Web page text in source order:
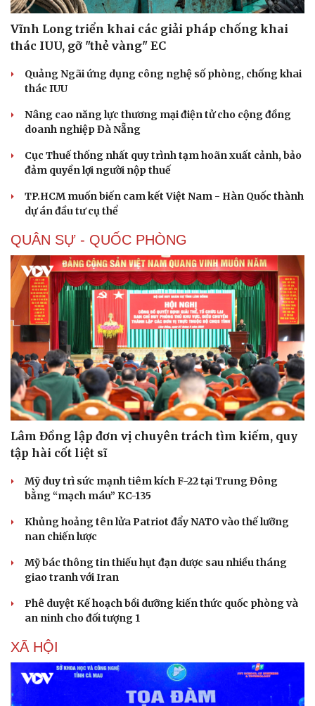
Vĩnh Long triển khai các giải pháp chống khai
thác IUU, gỡ "thẻ vàng" EC
Quảng Ngãi ứng dụng công nghệ số phòng, chống khai
thác IUU
Nâng cao năng lực thương mại điện tử cho cộng đồng
doanh nghiệp Đà Nẵng
Cục Thuế thống nhất quy trình tạm hoãn xuất cảnh, bảo
đảm quyền lợi người nộp thuế
TP.HCM muốn biến cam kết Việt Nam - Hàn Quốc thành
dự án đầu tư cụ thể
QUÂN SỰ - QUỐC PHÒNG
Lâm Đồng lập đơn vị chuyên trách tìm kiếm, quy
tập hài cốt liệt sĩ
Mỹ duy trì sức mạnh tiêm kích F-22 tại Trung Đông
bằng “mạch máu” KC-135
Khủng hoảng tên lửa Patriot đẩy NATO vào thế lưỡng
nan chiến lược
Mỹ bác thông tin thiếu hụt đạn dược sau nhiều tháng
giao tranh với Iran
Phê duyệt Kế hoạch bồi dưỡng kiến thức quốc phòng và
an ninh cho đối tượng 1
XÃ HỘI